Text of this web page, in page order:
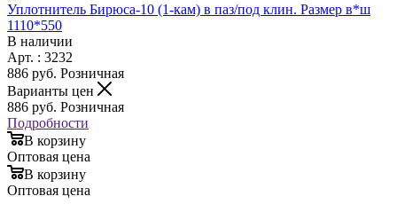
Уплотнитель Бирюса-10 (1-кам) в паз/под клин. Размер в*ш
1110*550
В наличии
Арт. : 3232
886 руб. Розничная
Варианты цен
886 руб. Розничная
Подробности
В корзину
Оптовая цена
В корзину
Оптовая цена